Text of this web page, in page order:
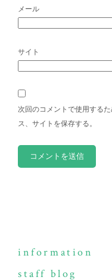
メール
サイト
次回のコメントで使用する
ス、サイトを保存する。
information
staff blog